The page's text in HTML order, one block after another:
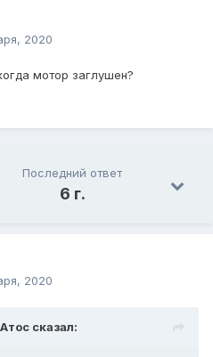
2020
мотор заглушен?
Последний ответ
6 г.
2020
Атос сказал: